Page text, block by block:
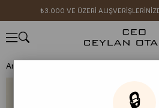
₺3.000 VE ÜZERİ
Anasayfa
🔒